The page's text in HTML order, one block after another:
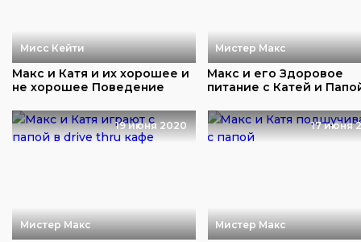
Мисс Кейти
Макс и Катя и их хорошее и
не хорошее Поведение
Мистер Макс
Макс и его Здоровое
питание с Катей и
19 июня 2020
Мистер Макс
17 июня
Мистер Макс